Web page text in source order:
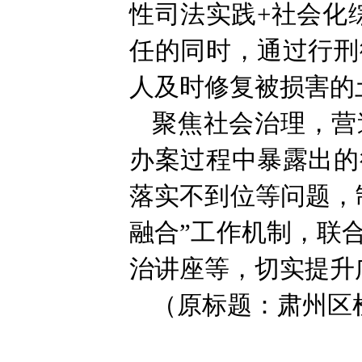
性司法实践+社会化
任的同时，通过行
人及时修复被损害
聚焦社会治理，
办案过程中暴露出
落实不到位等问题
融合”工作机制，联
治讲座等，切实提
（原标题：肃州